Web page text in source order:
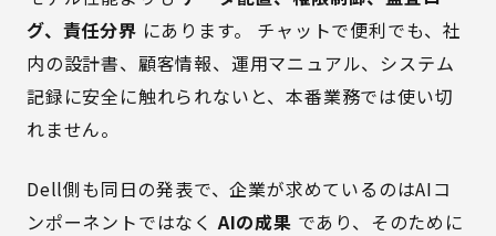
グ、責任分界 にあります。 チャットで便利でも、社
内の設計書、顧客情報、運用マニュアル、システム
記録に安全に触れられないと、本番業務では使い切
れません。
Dell側も同日の発表で、企業が求めているのはAIコ
ンポーネントではなくAIの成果 であり、そのために